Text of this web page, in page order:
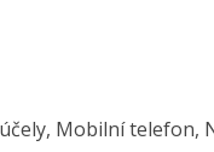
Mobilní telefon,